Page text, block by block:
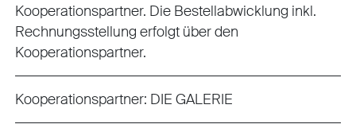
Kooperationspartner. Die Bestellabwicklung inkl.
Rechnungsstellung erfolgt über den
Kooperationspartner.
Kooperationspartner: DIE GALERIE